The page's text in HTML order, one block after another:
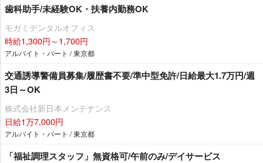
歯科助手/未経験OK・扶養内勤務OK
モガミデンタルオフィス
時給1,300円～1,700円
アルバイト・パート / 東京都
交通誘導警備員募集/履歴書不要/準中型免許/日給最大1.7万円/週
3日～OK
株式会社新日本メンテナンス
日給1万7,000円
アルバイト・パート / 東京都
「福祉調理スタッフ」無資格可/午前のみ/デイサービス